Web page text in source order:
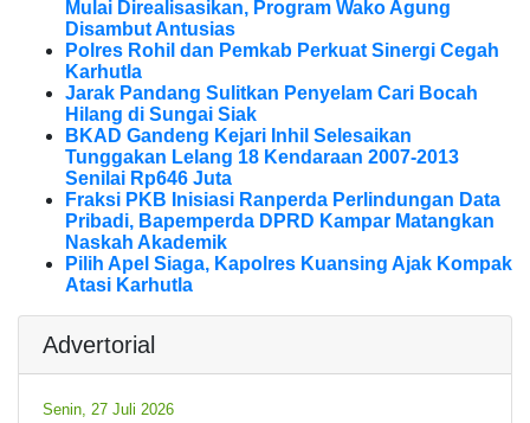
Mulai Direalisasikan, Program Wako Agung
Disambut Antusias
Polres Rohil dan Pemkab Perkuat Sinergi Cegah
Karhutla
Jarak Pandang Sulitkan Penyelam Cari Bocah
Hilang di Sungai Siak
BKAD Gandeng Kejari Inhil Selesaikan
Tunggakan Lelang 18 Kendaraan 2007-2013
Senilai Rp646 Juta
Fraksi PKB Inisiasi Ranperda Perlindungan Data
Pribadi, Bapemperda DPRD Kampar Matangkan
Naskah Akademik
Pilih Apel Siaga, Kapolres Kuansing Ajak Kompak
Atasi Karhutla
Advertorial
Senin, 27 Juli 2026